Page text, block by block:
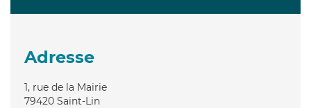
Adresse
1, rue de la Mairie
79420 Saint-Lin